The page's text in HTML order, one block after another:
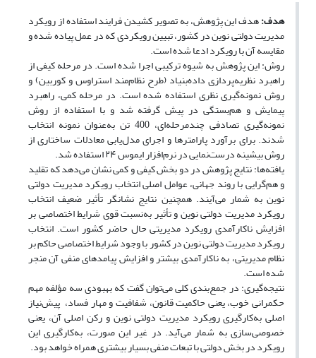
هدف:هدف این پژوهش، به تصویر کشیدن فرایند استفاده از رویکرد
مدیریت دولتی نوین در کشور، تبیین رویکردی که در عمل پیاده شده و
مقایسه آن با رویکرد ادعا شده است.
روش: این پژوهش به شیوه ترکیبی اجرا شده است. در مرحله کیفی از
راهبرد نظریه‌پردازی داده‌بنیاد (طرح نظام‌مند استراوس و کوربین) و
روش نمونه‌گیری نظری استفاده شده است. در مرحله کمی، راهبرد
پیمایش و هم‌بستگی در پیش گرفته شد و با استفاده از روش
نمونه‌گیری تصادفی چندمرحله‌ای، 400 تن به‌عنوان نمونه انتخاب
شدند. برای برآورد پارامترها و اجرای مدل‌یابی معادلات ساختاری از
روش بیشینه درست‌نمایی در نرم‌افزار ایموس ۲۴ استفاده شد.
یافته‌ها: نتایج پژوهش در دو بخش کیفی و کمی نشان می‌دهد که تقلید
و هم‌گرایی با روند جهانی، عوامل اصلی انتخاب رویکرد مدیریت دولتی
نوین به شمار می‌آیند. همچنین نتایج نشانگر تأثیر ضعیف انتخاب
رویکرد مدیریت دولتی نوین و تأثیر به‌نسبت قوی شرایط اختصاصی بر
افزایش ناکارآمدی رویکرد مدیریتی حال حاضر کشور است. انتخاب
رویکرد مدیریت دولتی نوین در کشور با وجود شرایط اختصاصی حاکم بر
نظام مدیریتی، به ناکارآمدی بیشتر و افزایش پیامدهای منفی آن منجر
شده است.
نتیجه‌گیری: در جمع‌بندی کلی می‌توان گفت که بهبودی سه مؤلفه مهم
حکمرانی خوب، یعنی حاکمیت قانون، شفافیت و مهار فساد، پیش‌نیاز
اصلی به‌کارگیری رویکرد مدیریت دولتی نوین و رکن اصلی آن، یعنی
خصوصی‌سازی به شمار می‌آید. در غیر این صورت، به‌کارگیری این
رویکرد در بخش دولتی با تبعات منفی بسیار بیشتری همراه خواهد بود.